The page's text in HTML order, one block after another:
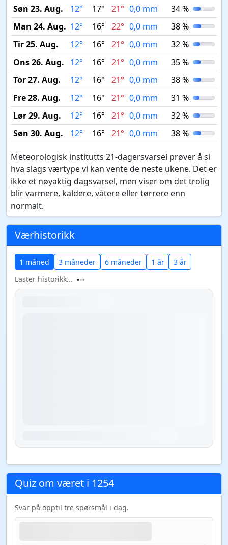
Søn 23. Aug. 12° 17° 21° 0,0 mm
34 %
Man 24. Aug. 12° 16° 22° 0,0 mm
38 %
Tir 25. Aug.
12° 16° 21° 0,0 mm
32 %
Ons 26. Aug.
12° 16° 21° 0,0 mm
35 %
Tor 27. Aug.
12° 16° 21° 0,0 mm
38 %
Fre 28. Aug.
12° 16° 21° 0,0 mm
31 %
Lør 29. Aug.
12° 16° 21° 0,0 mm
32 %
Søn 30. Aug.
12° 16° 21° 0,0 mm 38 %
Meteorologisk institutts 21-dagersvarsel prøver å si
hva slags værtype vi kan vente de neste ukene. Det er
ikke et nøyaktig dagsvarsel, men viser om det trolig
blir varmere, kaldere, våtere eller tørrere enn
normalt.
Værhistorikk
1 måned 3 måneder 6 måneder 1 år
3 år
Laster historikk...
Quiz om været i 1254
Svar på opptil tre spørsmål i dag.